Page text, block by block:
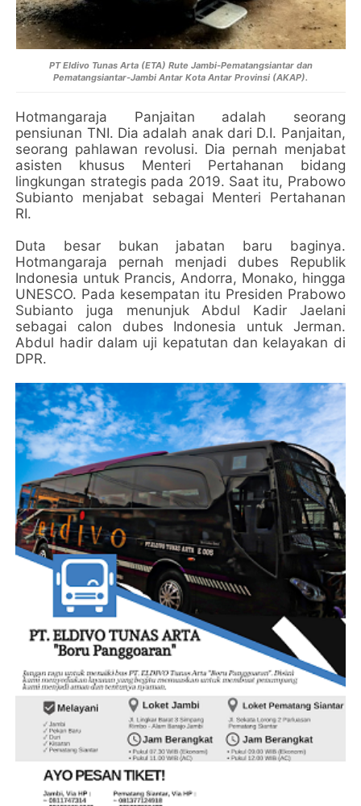
PT Eldivo Tunas Arta (ETA) Rute Jambi-Pematangsiantar dan
Pematangsiantar-Jambi Antar Kota Antar Provinsi (AKAP).
Hotmangaraja Panjaitan adalah seorang
pensiunan TNI. Dia adalah anak dari D.I. Panjaitan,
seorang pahlawan revolusi. Dia pernah menjabat
asisten khusus Menteri Pertahanan bidang
lingkungan strategis pada 2019. Saat itu, Prabowo
Subianto menjabat sebagai Menteri Pertahanan
RI.
Duta besar bukan jabatan baru baginya.
Hotmangaraja pernah menjadi dubes Republik
Indonesia untuk Prancis, Andorra, Monako, hingga
UNESCO. Pada kesempatan itu Presiden Prabowo
Subianto juga menunjuk Abdul Kadir Jaelani
sebagai calon dubes Indonesia untuk Jerman.
Abdul hadir dalam uji kepatutan dan kelayakan di
DPR.